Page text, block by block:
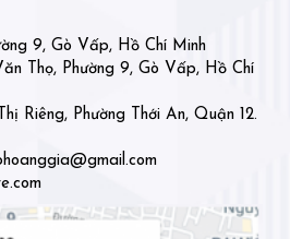
9, Gò Vấp, Hồ Chí Minh
Thọ, Phường 9, Gò Vấp, Hồ Chí
Riêng, Phường Thới An, Quận 12.